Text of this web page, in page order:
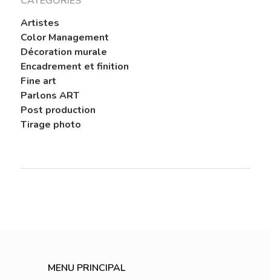
Artistes
Color Management
Décoration murale
Encadrement et finition
Fine art
Parlons ART
Post production
Tirage photo
MENU PRINCIPAL